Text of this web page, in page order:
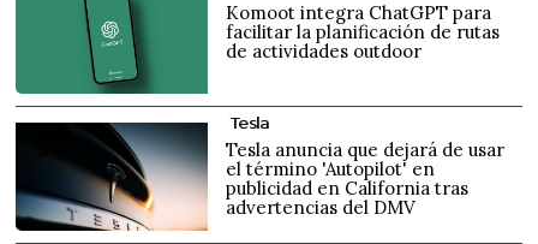
Komoot integra ChatGPT para
facilitar la planificación de rutas
de actividades outdoor
Tesla
Tesla anuncia que dejará de usar
el término 'Autopilot' en
publicidad en California tras
advertencias del DMV